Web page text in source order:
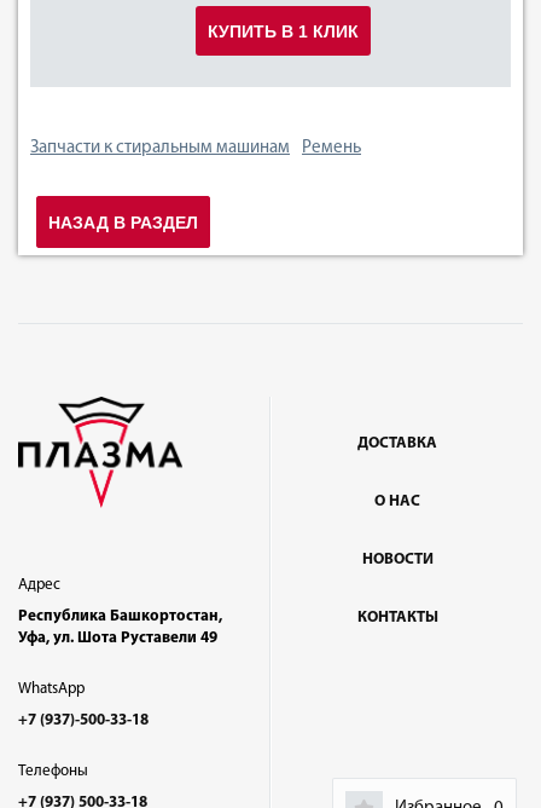
КУПИТЬ В 1 КЛИК
Запчасти к стиральным машинам Ремень
НАЗАД В РАЗДЕЛ
Адрес
Республика Башкортостан,
Уфа, ул. Шота Руставели 49
WhatsApp
+7 (937)-500-33-18
Телефоны
+7 (937) 500-33-18
ДОСТАВКА
О НАС
НОВОСТИ
КОНТАКТЫ